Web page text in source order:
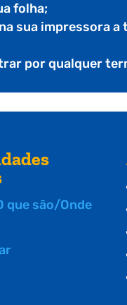
folha;
sua impressora a
por qualquer
que são/Onde